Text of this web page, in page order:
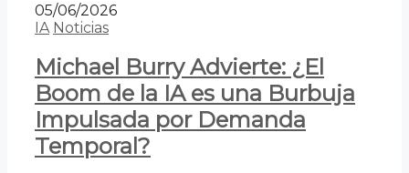
05/06/2026
IA Noticias
Michael Burry Advierte: ¿El
Boom de la IA es una Burbuja
Impulsada por Demanda
Temporal?